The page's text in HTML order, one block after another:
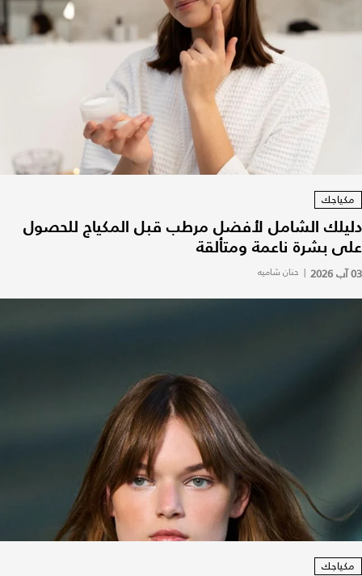
مكياجك
دليلك الشامل لأفضل مرطب قبل المكياج للحصول
على بشرة ناعمة ومتألقة
03 آب 2026 | حنان شاميه
مكياجك